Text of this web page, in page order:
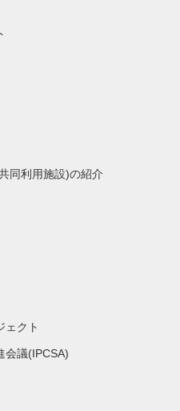
同利用施設)の紹介
ェクト
会議(IPCSA)